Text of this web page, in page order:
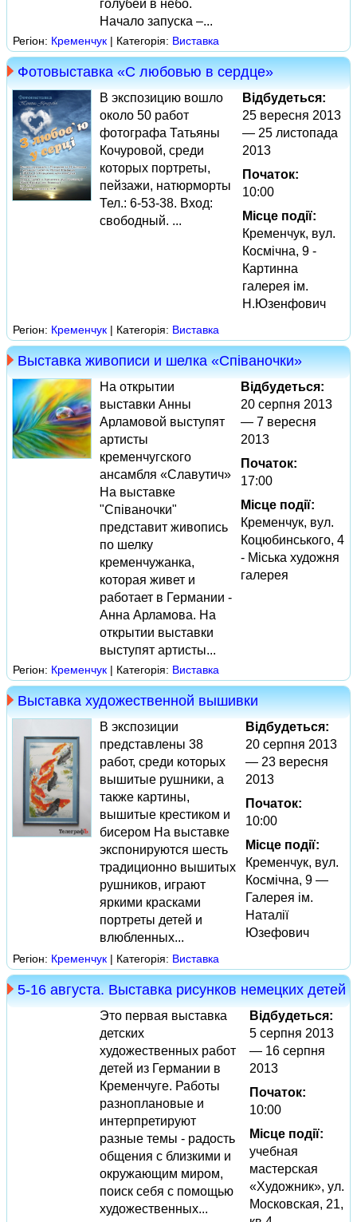
голубей в небо.
Начало запуска –...
Регіон: Кременчук | Категорія: Виставка
Фотовыставка «С любовью в сердце»
В экспозицию вошло
около 50 работ
фотографа Татьяны
Кочуровой, среди
которых портреты,
пейзажи, натюрморты
Тел.: 6-53-38. Вход:
свободный. ...
Відбудеться:
25 вересня 2013
— 25 листопада
2013
Початок:
10:00
Місце події:
Кременчук, вул.
Космічна, 9 -
Картинна
галерея ім.
Н.Юзенфович
Регіон: Кременчук | Категорія: Виставка
Выставка живописи и шелка «Співаночки»
На открытии
выставки Анны
Арламовой выступят
артисты
кременчугского
ансамбля «Славутич»
На выставке
"Співаночки"
представит живопись
по шелку
кременчужанка,
которая живет и
работает в Германии -
Анна Арламова. На
открытии выставки
выступят артисты...
Відбудеться:
20 серпня 2013
— 7 вересня
2013
Початок:
17:00
Місце події:
Кременчук, вул.
Коцюбинського, 4
- Міська художня
галерея
Регіон: Кременчук | Категорія: Виставка
Выставка художественной вышивки
В экспозиции
представлены 38
работ, среди которых
вышитые рушники, а
также картины,
вышитые крестиком и
бисером На выставке
экспонируются шесть
традиционно вышитых
рушников, играют
яркими красками
портреты детей и
влюбленных...
Відбудеться:
20 серпня 2013
— 23 вересня
2013
Початок:
10:00
Місце події:
Кременчук, вул.
Космічна, 9 —
Галерея ім.
Наталії
Юзефович
Регіон: Кременчук | Категорія: Виставка
5-16 августа. Выставка рисунков немецких детей
Это первая выставка
детских
художественных работ
детей из Германии в
Кременчуге. Работы
разноплановые и
интерпретируют
разные темы - радость
общения с близкими и
окружающим миром,
поиск себя с помощью
художественных...
Відбудеться:
5 серпня 2013
— 16 серпня
2013
Початок:
10:00
Місце події:
учебная
мастерская
«Художник», ул.
Московская, 21,